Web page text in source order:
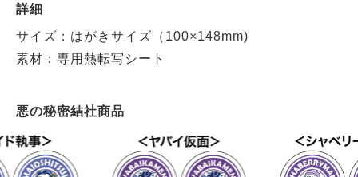
詳細
サイズ：はがきサイズ（100×148mm)
素材：専用熱転写シート
悪の秘密結社商品